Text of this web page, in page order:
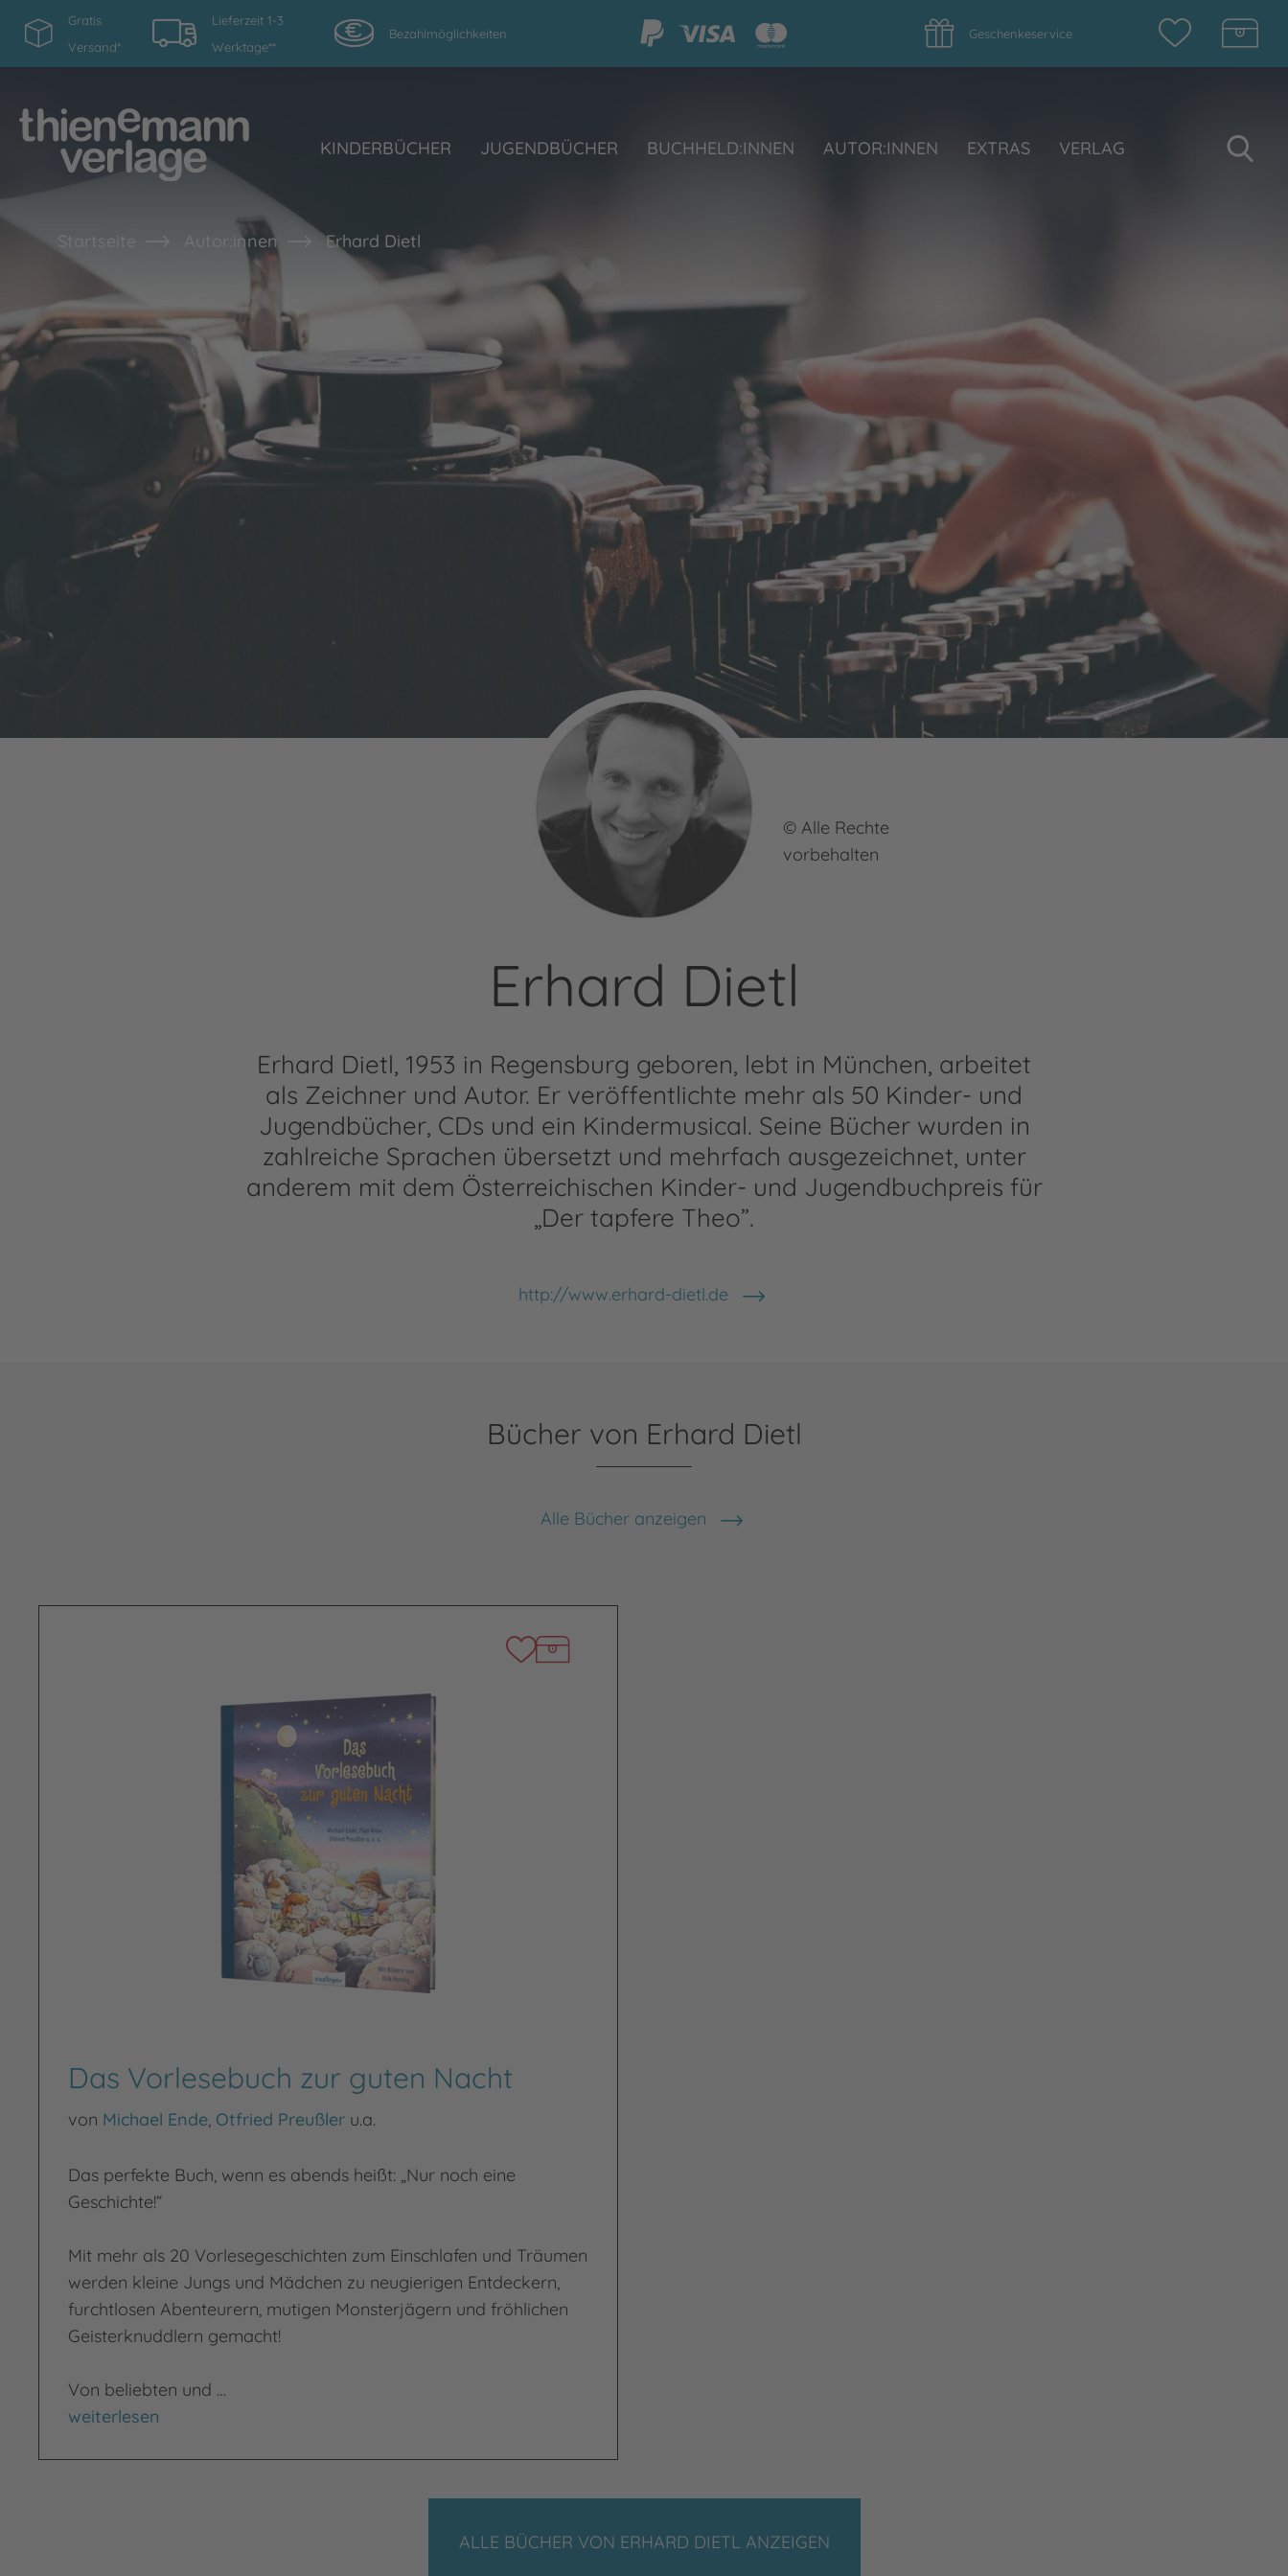
Gratis
Versand*
Lieferzeit 1-3
Werktage**
Bezahlmöglichkeiten Geschenkeservice
KINDERBÜCHER JUGENDBÜCHER BUCHHELD:INNEN AUTOR:INNEN EXTRAS VERLAG
Startseite Autor:innen Erhard Dietl
© Alle Rechte
vorbehalten
Erhard Dietl
Erhard Dietl, 1953 in Regensburg geboren, lebt in München, arbeitet
als Zeichner und Autor. Er veröffentlichte mehr als 50 Kinder- und
Jugendbücher, CDs und ein Kindermusical. Seine Bücher wurden in
zahlreiche Sprachen übersetzt und mehrfach ausgezeichnet, unter
anderem mit dem Österreichischen Kinder- und Jugendbuchpreis für
„Der tapfere Theo”.
http://www.erhard-dietl.de
Bücher von Erhard Dietl
Alle Bücher anzeigen
Das Vorlesebuch zur guten Nacht
von Michael Ende, Otfried Preußler u.a.
Das perfekte Buch, wenn es abends heißt: „Nur noch eine
Geschichte!“
Mit mehr als 20 Vorlesegeschichten zum Einschlafen und Träumen
werden kleine Jungs und Mädchen zu neugierigen Entdeckern,
furchtlosen Abenteurern, mutigen Monsterjägern und fröhlichen
Geisterknuddlern gemacht!
Von beliebten und …
Das Vorlesebuch zur guten Nacht
weiterlesen
ALLE BÜCHER VON ERHARD DIETL ANZEIGEN